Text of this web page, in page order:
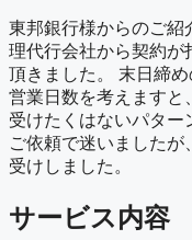
東邦銀行様からのご紹
理代行会社から契約が
頂きました。 末日締め
営業日数を考えますと
受けたくはないパター
ご依頼で迷いましたが
受けしました。
サービス内容